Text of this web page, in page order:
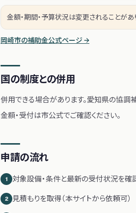
金額・期間・予算状況は変更されることが
岡崎市の補助金公式ページ →
国の制度との併用
併用できる場合があります。愛知県の協調
金額・受付は市公式でご確認ください。
申請の流れ
1 対象設備・条件と最新の受付状況を確
2 見積もりを取得（本サイトから依頼可）